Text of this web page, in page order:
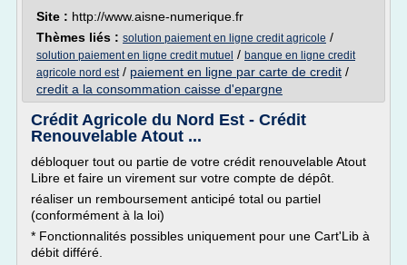
Site : http://www.aisne-numerique.fr
Thèmes liés : solution paiement en ligne credit agricole /
solution paiement en ligne credit mutuel / banque en ligne credit
agricole nord est/ paiement en ligne par carte de credit /
credit a la consommation caisse d'epargne
Crédit Agricole du Nord Est - Crédit
Renouvelable Atout ...
débloquer tout ou partie de votre crédit renouvelable Atout
Libre et faire un virement sur votre compte de dépôt.
réaliser un remboursement anticipé total ou partiel
(conformément à la loi)
* Fonctionnalités possibles uniquement pour une Cart'Lib à
débit différé.